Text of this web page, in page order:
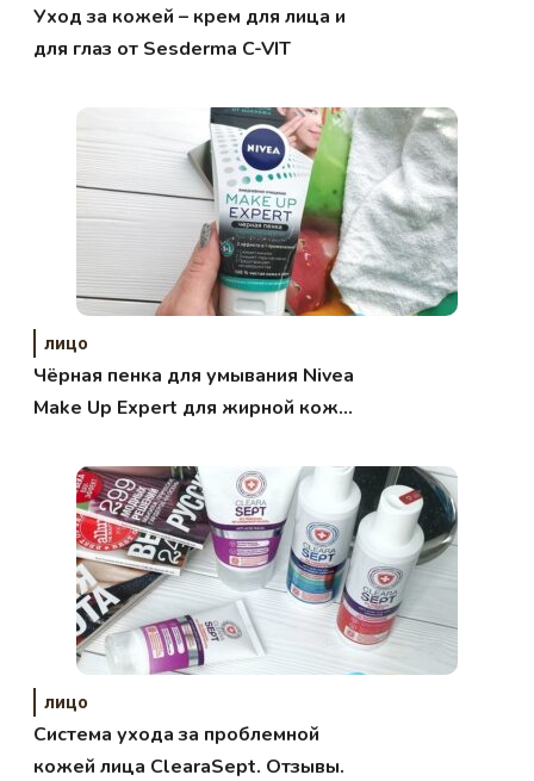
Уход за кожей – крем для лица и
для глаз от Sesderma C-VIT
лицо
Чёрная пенка для умывания Nivea
Make Up Expert для жирной кожи.
лицо
Система ухода за проблемной
кожей лица ClearaSept. Отзывы.